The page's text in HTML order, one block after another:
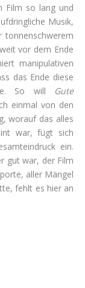
Film so lang und
Musik,
tonnenschwerem
vor dem Ende
manipulativen
das Ende diese
So will
Gute
einmal von den
worauf das alles
war, fügt sich
ein.
gut war, der Film
aller Mängel
fehlt es hier an